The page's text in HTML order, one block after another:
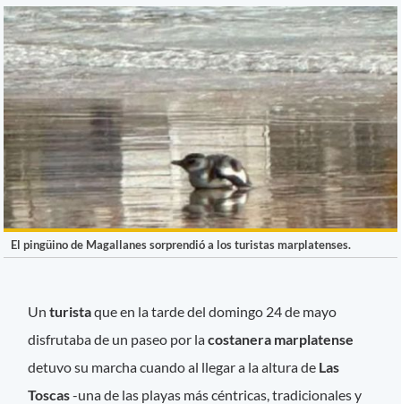
El pingüino de Magallanes sorprendió a los turistas marplatenses.
Unturistaque en la tarde del domingo 24 de mayo
disfrutaba de un paseo por lacostanera marplatense
detuvo su marcha cuando al llegar a la altura de Las
Toscas-una de las playas más céntricas, tradicionales y